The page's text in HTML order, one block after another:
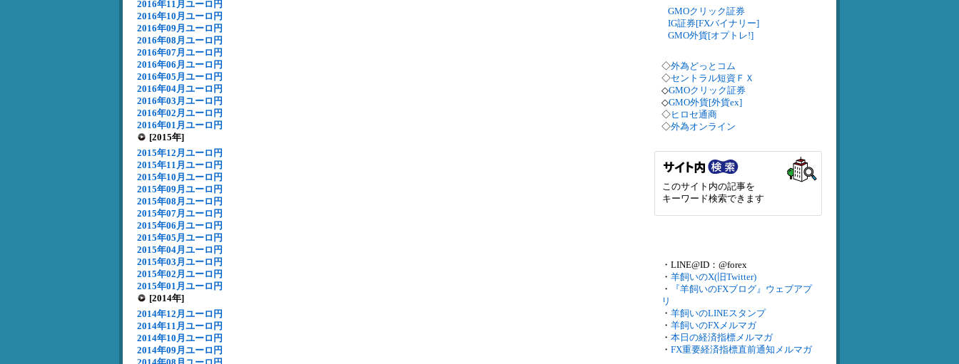
2016年11月ユーロ円
2016年10月ユーロ円
2016年09月ユーロ円
2016年08月ユーロ円
2016年07月ユーロ円
2016年06月ユーロ円
2016年05月ユーロ円
2016年04月ユーロ円
2016年03月ユーロ円
2016年02月ユーロ円
2016年01月ユーロ円
[2015年]
2015年12月ユーロ円
2015年11月ユーロ円
2015年10月ユーロ円
2015年09月ユーロ円
2015年08月ユーロ円
2015年07月ユーロ円
2015年06月ユーロ円
2015年05月ユーロ円
2015年04月ユーロ円
2015年03月ユーロ円
2015年02月ユーロ円
2015年01月ユーロ円
[2014年]
2014年12月ユーロ円
2014年11月ユーロ円
2014年10月ユーロ円
2014年09月ユーロ円
GMOクリック証券
IG証券[FXバイナリー]
GMO外貨[オプトレ!]
◇外為どっとコム
◇セントラル短資ＦＸ
◇GMOクリック証券
◇GMO外貨[外貨ex]
◇ヒロセ通商
◇外為オンライン
このサイト内の記事を
キーワード検索できます
・LINE@ID：@forex
・ 羊飼いのX(旧Twitter)
・
『羊飼いのFXブログ』ウェブアプ
リ
・ 羊飼いのLINEスタンプ
・ 羊飼いのFXメルマガ
・ 本日の経済指標メルマガ
・ FX重要経済指標直前通知メルマガ